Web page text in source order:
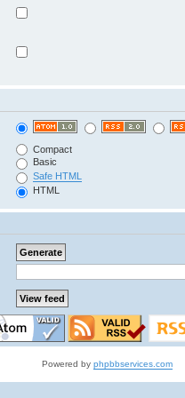
Compact
Basic
Safe HTML
HTML
Powered by phpbbservices.com